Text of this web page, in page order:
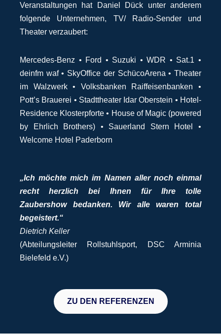
Veranstaltungen hat Daniel Dück unter anderem
folgende Unternehmen, TV/ Radio-Sender und
Theater verzaubert:
Mercedes-Benz • Ford • Suzuki • WDR • Sat.1 •
deinfm waf • SkyOffice der SchücoArena • Theater
im Walzwerk • Volksbanken Raiffeisenbanken •
Pott’s Brauerei • Stadttheater Idar Oberstein • Hotel-
Residence Klosterpforte • House of Magic (powered
by Ehrlich Brothers) • Sauerland Stern Hotel •
Welcome Hotel Paderborn
„Ich möchte mich im Namen aller noch einmal
recht herzlich bei Ihnen für Ihre tolle
Zaubershow bedanken. Wir alle waren total
begeistert.“
Dietrich Keller
(Abteilungsleiter Rollstuhlsport, DSC Arminia
Bielefeld e.V.)
ZU DEN REFERENZEN